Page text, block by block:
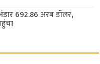
692.86 अरब डॉलर,